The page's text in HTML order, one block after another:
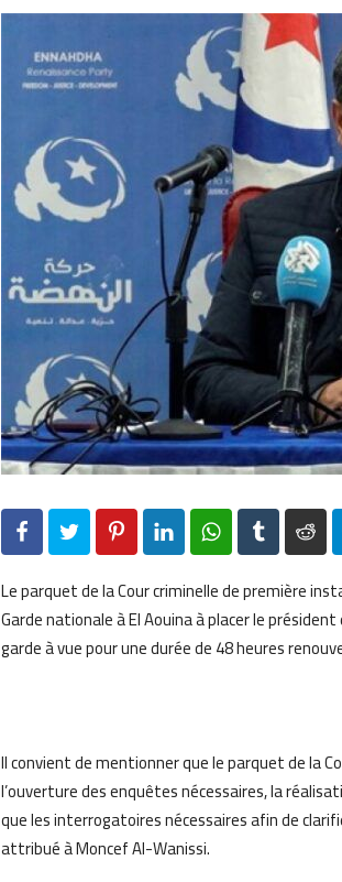
Facebook Twitter Pinterest LinkedIn WhatsAppTumblr
Le parquet de la Cour criminelle de première
Garde nationale à El Aouina à placer le
garde à vue pour une durée de 48 heures
Il convient de mentionner que le parquet de la
l’ouverture des enquêtes nécessaires, la
que les interrogatoires nécessaires afin de
attribué à Moncef Al-Wanissi.